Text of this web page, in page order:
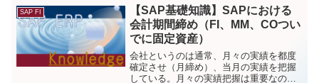
などの形式での外部出力までを行う処理
のこと。今回は、この自動支払処理につ
いて、支払処理のプロセス、前提の設定
を解説する。
SAP FI
【SAP基礎知識】SAPにおける
会計期間締め（FI、MM、COつい
でに固定資産）
会社というのは通常、月々の実績を都度
確定させ（月締め）、当月の実績を把握
している。月々の実績把握は重要なのだ